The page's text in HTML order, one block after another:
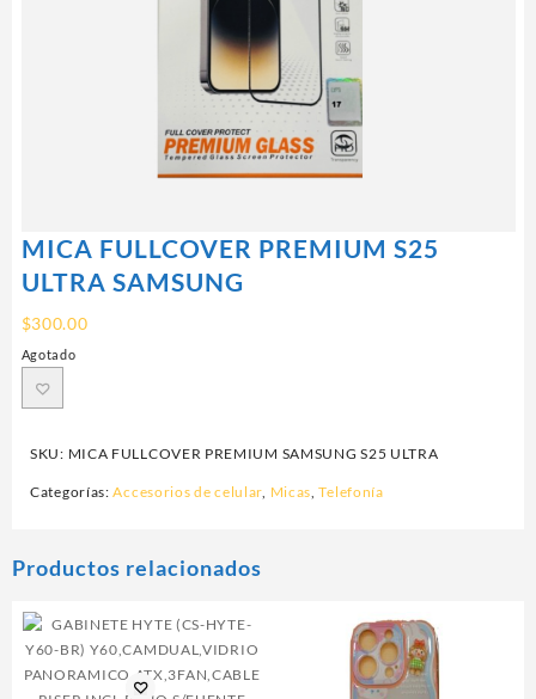
MICA FULLCOVER PREMIUM S25
ULTRA SAMSUNG
$300.00
Agotado
SKU: MICA FULLCOVER PREMIUM SAMSUNG S25 ULTRA
Categorías:Accesorios de celular, Micas,Telefonía
Productos relacionados